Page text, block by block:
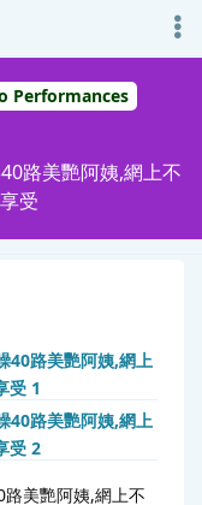
Performances
路美艷阿姨,網上不
受
美艷阿姨,網上不